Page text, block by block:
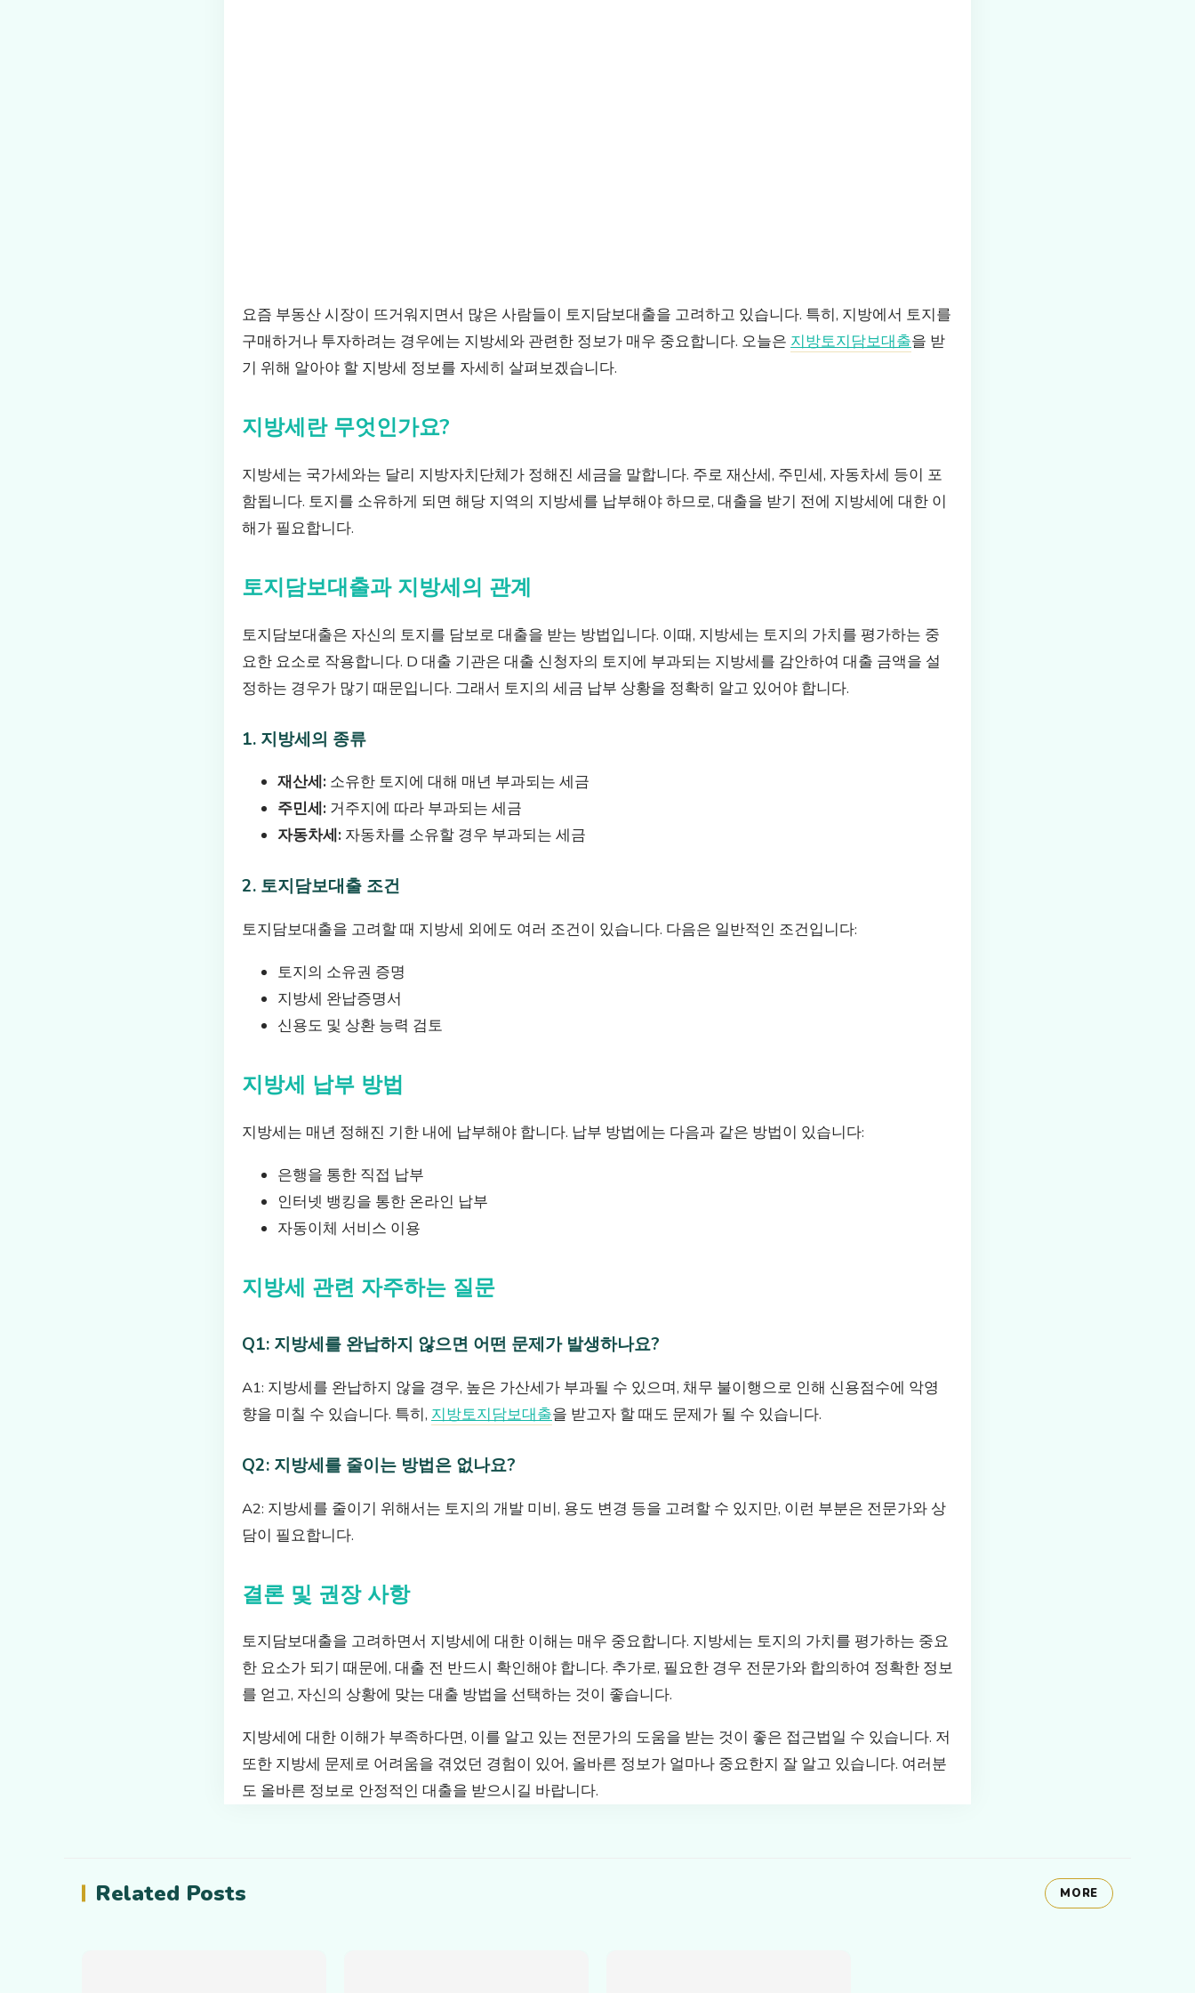
요즘 부동산 시장이 뜨거워지면서 많은 사람들이 토지담보대출을 고려하고 있습니다. 특히, 지방에서 토지를
구매하거나 투자하려는 경우에는 지방세와 관련한 정보가 매우 중요합니다. 오늘은 지방토지담보대출을 받
기 위해 알아야 할 지방세 정보를 자세히 살펴보겠습니다.
지방세란 무엇인가요?
지방세는 국가세와는 달리 지방자치단체가 정해진 세금을 말합니다. 주로 재산세, 주민세, 자동차세 등이 포
함됩니다. 토지를 소유하게 되면 해당 지역의 지방세를 납부해야 하므로, 대출을 받기 전에 지방세에 대한 이
해가 필요합니다.
토지담보대출과 지방세의 관계
토지담보대출은 자신의 토지를 담보로 대출을 받는 방법입니다. 이때, 지방세는 토지의 가치를 평가하는 중
요한 요소로 작용합니다. D 대출 기관은 대출 신청자의 토지에 부과되는 지방세를 감안하여 대출 금액을 설
정하는 경우가 많기 때문입니다. 그래서 토지의 세금 납부 상황을 정확히 알고 있어야 합니다.
1. 지방세의 종류
재산세: 소유한 토지에 대해 매년 부과되는 세금
주민세: 거주지에 따라 부과되는 세금
자동차세: 자동차를 소유할 경우 부과되는 세금
2. 토지담보대출 조건
토지담보대출을 고려할 때 지방세 외에도 여러 조건이 있습니다. 다음은 일반적인 조건입니다:
토지의 소유권 증명
지방세 완납증명서
신용도 및 상환 능력 검토
지방세 납부 방법
지방세는 매년 정해진 기한 내에 납부해야 합니다. 납부 방법에는 다음과 같은 방법이 있습니다:
은행을 통한 직접 납부
인터넷 뱅킹을 통한 온라인 납부
자동이체 서비스 이용
지방세 관련 자주하는 질문
Q1: 지방세를 완납하지 않으면 어떤 문제가 발생하나요?
A1: 지방세를 완납하지 않을 경우, 높은 가산세가 부과될 수 있으며, 채무 불이행으로 인해 신용점수에 악영
향을 미칠 수 있습니다. 특히, 지방토지담보대출을 받고자 할 때도 문제가 될 수 있습니다.
Q2: 지방세를 줄이는 방법은 없나요?
A2: 지방세를 줄이기 위해서는 토지의 개발 미비, 용도 변경 등을 고려할 수 있지만, 이런 부분은 전문가와 상
담이 필요합니다.
결론 및 권장 사항
토지담보대출을 고려하면서 지방세에 대한 이해는 매우 중요합니다. 지방세는 토지의 가치를 평가하는 중요
한 요소가 되기 때문에, 대출 전 반드시 확인해야 합니다. 추가로, 필요한 경우 전문가와 합의하여 정확한 정보
를 얻고, 자신의 상황에 맞는 대출 방법을 선택하는 것이 좋습니다.
지방세에 대한 이해가 부족하다면, 이를 알고 있는 전문가의 도움을 받는 것이 좋은 접근법일 수 있습니다. 저
또한 지방세 문제로 어려움을 겪었던 경험이 있어, 올바른 정보가 얼마나 중요한지 잘 알고 있습니다. 여러분
도 올바른 정보로 안정적인 대출을 받으시길 바랍니다.
Related Posts MORE